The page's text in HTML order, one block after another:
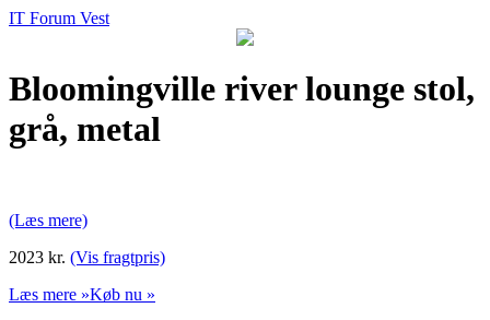
IT Forum Vest
Bloomingville river lounge stol,
grå, metal
(Læs mere)
2023 kr. (Vis fragtpris)
Læs mere »Køb nu »